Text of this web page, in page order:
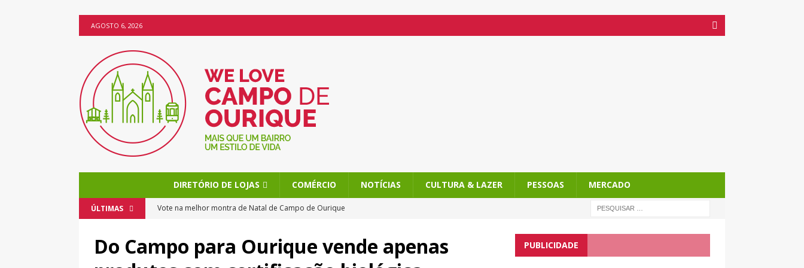
AGOSTO 6, 2026
DIRETÓRIO DE LOJAS COMÉRCIO NOTÍCIAS CULTURA & LAZER PESSOAS MERCADO
ÚLTIMAS
Vote na melhor montra de Natal de Campo de Ourique
Os bolos da Miss Brownie tornam Campo de Ourique ainda mais doce
Do Campo para Ourique vende apenas
PUBLICIDADE